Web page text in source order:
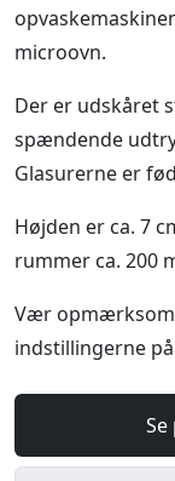
microovn.
Der er udskåret
spændende
Glasurerne er
Højden er ca. 7
rummer ca. 200
Vær opmærksom
indstillingerne